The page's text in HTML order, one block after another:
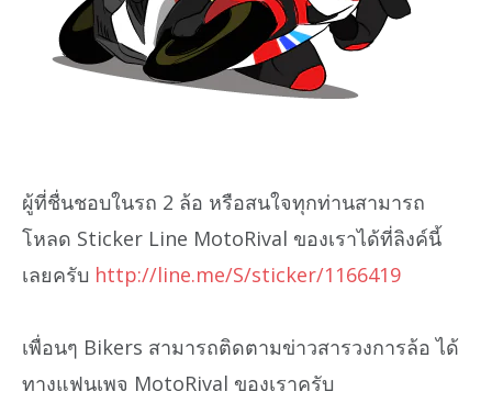
ผู้ที่ชื่นชอบในรถ 2 ล้อ หรือสนใจทุกท่านสามารถ
โหลด Sticker Line MotoRival ของเราได้ที่ลิงค์นี้
เลยครับ http://line.me/S/sticker/1166419
เพื่อนๆ Bikers สามารถติดตามข่าวสารวงการล้อ ได้
ทางแฟนเพจ MotoRival ของเราครับ